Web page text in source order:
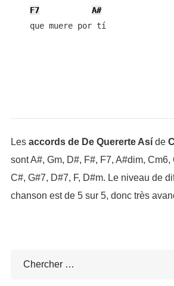
F7
A#
    que muere por tí
Les accords de De Quererte Asíde
sont A#, Gm, D#, F#, F7, A#dim, Cm6,
C#, G#7, D#7, F, D#m. Le niveau de
chanson est de 5 sur 5, donc très